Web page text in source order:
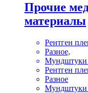
Прочие
материалы
Рентген
Разное,
Мундштуки
Рентген
Разное
Мундштуки